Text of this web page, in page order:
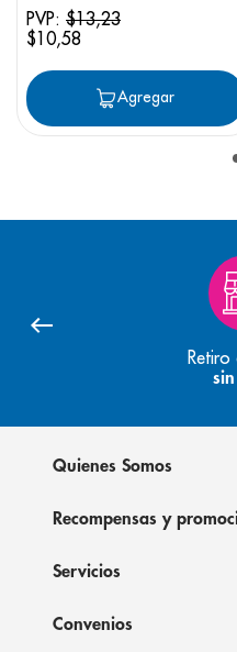
PVP: $13,23
$10,58
Agregar
Quienes Somos
Recompensas y
Servicios
Convenios